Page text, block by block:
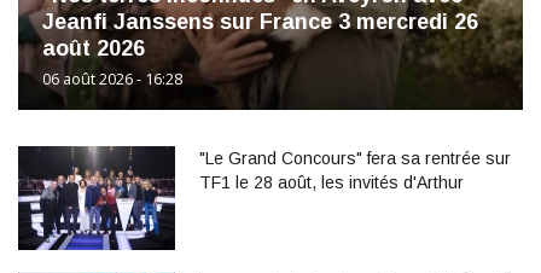
Jeanfi Janssens sur France 3 mercredi 26
août 2026
06 août 2026 - 16:28
"Le Grand Concours" fera sa rentrée sur
TF1 le 28 août, les invités d'Arthur